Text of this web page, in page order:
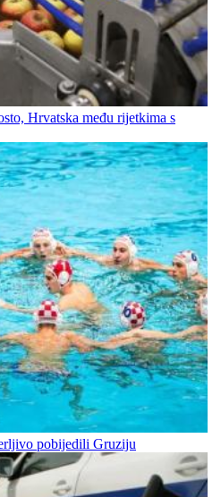
Hrvatska među rijetkima s
pobijedili Gruziju